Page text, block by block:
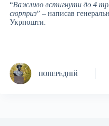
“Важливо встигнути до 4
сюрприз” – написав
Укрпошти.
ПОПЕРЕДНІЙ